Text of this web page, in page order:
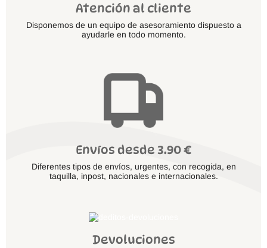
Atención al cliente
Disponemos de un equipo de asesoramiento dispuesto a
ayudarle en todo momento.
Envíos desde 3.90 €
Diferentes tipos de envíos, urgentes, con recogida, en
taquilla, inpost, nacionales e internacionales.
Devoluciones